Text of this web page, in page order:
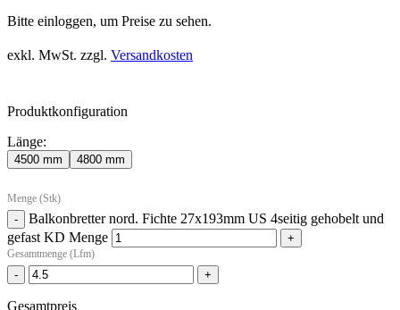
Bitte einloggen, um Preise zu sehen.
exkl. MwSt. zzgl. Versandkosten
Produktkonfiguration
Länge:
4500 mm 4800 mm
Menge (Stk)
-
Balkonbretter nord. Fichte 27x193mm US 4seitig gehobelt und
gefast KD Menge
+
Gesamtmenge (Lfm)
- +
Gesamtpreis